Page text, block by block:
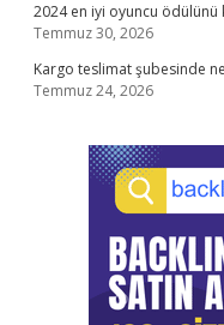
2024 en iyi oyuncu ödülünü
Temmuz 30, 2026
Kargo teslimat şubesinde
Temmuz 24, 2026